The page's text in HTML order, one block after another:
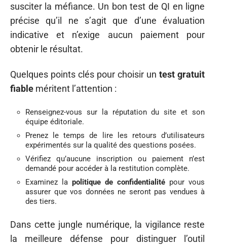
susciter la méfiance. Un bon test de QI en ligne
précise qu’il ne s’agit que d’une évaluation
indicative et n’exige aucun paiement pour
obtenir le résultat.
Quelques points clés pour choisir un test gratuit
fiable méritent l’attention :
Renseignez-vous sur la réputation du site et son
équipe éditoriale.
Prenez le temps de lire les retours d’utilisateurs
expérimentés sur la qualité des questions posées.
Vérifiez qu’aucune inscription ou paiement n’est
demandé pour accéder à la restitution complète.
Examinez la politique de confidentialité pour vous
assurer que vos données ne seront pas vendues à
des tiers.
Dans cette jungle numérique, la vigilance reste
la meilleure défense pour distinguer l’outil